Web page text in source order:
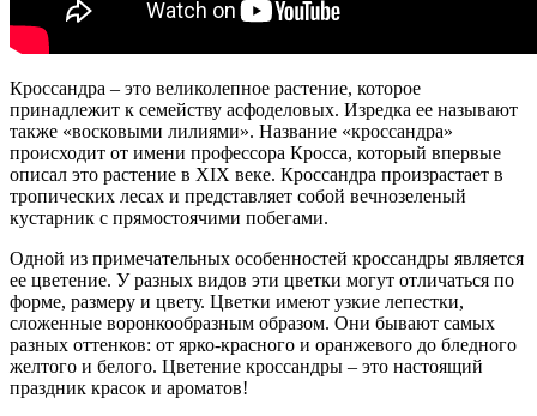
Кроссандра – это великолепное растение, которое
принадлежит к семейству асфоделовых. Изредка ее называют
также «восковыми лилиями». Название «кроссандра»
происходит от имени профессора Кросса, который впервые
описал это растение в XIX веке. Кроссандра произрастает в
тропических лесах и представляет собой вечнозеленый
кустарник с прямостоячими побегами.
Одной из примечательных особенностей кроссандры является
ее цветение. У разных видов эти цветки могут отличаться по
форме, размеру и цвету. Цветки имеют узкие лепестки,
сложенные воронкообразным образом. Они бывают самых
разных оттенков: от ярко-красного и оранжевого до бледного
желтого и белого. Цветение кроссандры – это настоящий
праздник красок и ароматов!